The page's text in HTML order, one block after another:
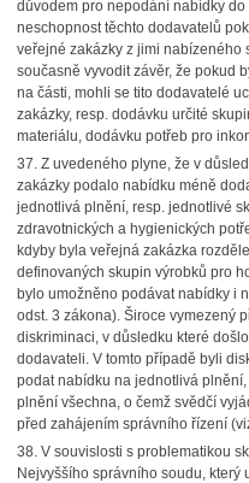
důvodem pro nepodání nabídky
neschopnost těchto dodavatelů
veřejné zakázky z jimi nabízeného
současně vyvodit závěr, že pokud
na části, mohli se tito dodavatelé
zakázky, resp. dodávku určité
materiálu, dodávku potřeb pro
37. Z uvedeného plyne, že v
zakázky podalo nabídku méně
jednotlivá plnění, resp. jednotlivé
zdravotnických a hygienických
kdyby byla veřejná zakázka
definovaných skupin výrobků pro
bylo umožněno podávat nabídky i
odst. 3 zákona). Široce vymezený
diskriminaci, v důsledku které
dodavateli. V tomto případě byli
podat nabídku na jednotlivá
plnění všechna, o čemž svědčí
před zahájením správního řízení
38. V souvislosti s problematikou
Nejvyššího správního soudu, který